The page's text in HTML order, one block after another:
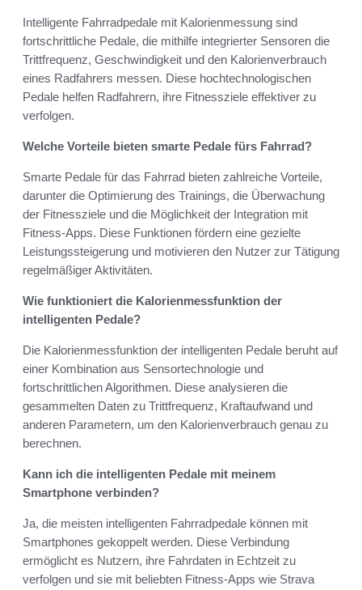
Intelligente Fahrradpedale mit Kalorienmessung sind
fortschrittliche Pedale, die mithilfe integrierter Sensoren die
Trittfrequenz, Geschwindigkeit und den Kalorienverbrauch
eines Radfahrers messen. Diese hochtechnologischen
Pedale helfen Radfahrern, ihre Fitnessziele effektiver zu
verfolgen.
Welche Vorteile bieten smarte Pedale fürs Fahrrad?
Smarte Pedale für das Fahrrad bieten zahlreiche Vorteile,
darunter die Optimierung des Trainings, die Überwachung
der Fitnessziele und die Möglichkeit der Integration mit
Fitness-Apps. Diese Funktionen fördern eine gezielte
Leistungssteigerung und motivieren den Nutzer zur Tätigung
regelmäßiger Aktivitäten.
Wie funktioniert die Kalorienmessfunktion der
intelligenten Pedale?
Die Kalorienmessfunktion der intelligenten Pedale beruht auf
einer Kombination aus Sensortechnologie und
fortschrittlichen Algorithmen. Diese analysieren die
gesammelten Daten zu Trittfrequenz, Kraftaufwand und
anderen Parametern, um den Kalorienverbrauch genau zu
berechnen.
Kann ich die intelligenten Pedale mit meinem
Smartphone verbinden?
Ja, die meisten intelligenten Fahrradpedale können mit
Smartphones gekoppelt werden. Diese Verbindung
ermöglicht es Nutzern, ihre Fahrdaten in Echtzeit zu
verfolgen und sie mit beliebten Fitness-Apps wie Strava